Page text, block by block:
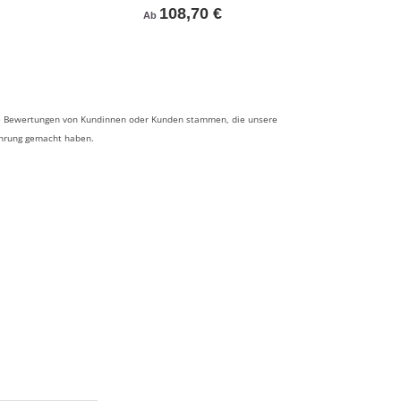
Ab 108,70 €
von Kundinnen oder Kunden stammen, die unsere
gemacht haben.